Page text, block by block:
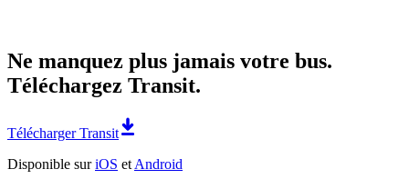
Ne manquez plus jamais votre bus.
Téléchargez Transit.
Télécharger Transit
Disponible suriOS et Android